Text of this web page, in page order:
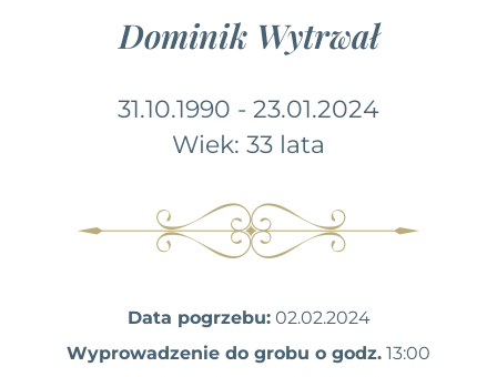
Dominik Wytrwał
31.10.1990 - 23.01.2024
Wiek: 33 lata
Data pogrzebu:02.02.2024
Wyprowadzenie do grobu o godz. 13:00